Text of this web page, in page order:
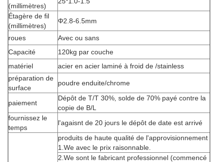
(millimètres)
Étagère de fil
(millimètres)
Φ2.8-6.5mm
roues
Avec ou sans
Capacité
120kg par couche
matériel
acier en acier laminé à froid de /stainless
préparation de
surface
poudre enduite/chrome
paiement
Dépôt de T/T 30%, solde de 70% payé contre la
copie de B/L
fournissez le
temps
l'agaisnt de 20 jours le dépôt de date est arrivé
produits de haute qualité de l'approvisionnement
1.We avec le prix raisonnable.
2.We sont le fabricant professionnel (commencé